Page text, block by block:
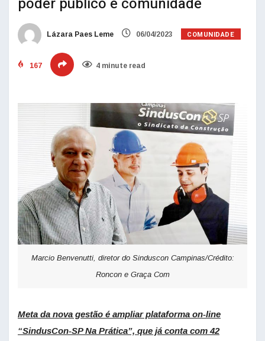
Lázara Paes Leme 06/04/2023 COMUNIDADE
167 4 minute read
Marcio Benvenutti, diretor do Sinduscon Campinas/Crédito:
Roncon e Graça Com
Meta da nova gestão é ampliar plataforma on-line
“SindusCon-SP Na Prática”, que já conta com 42